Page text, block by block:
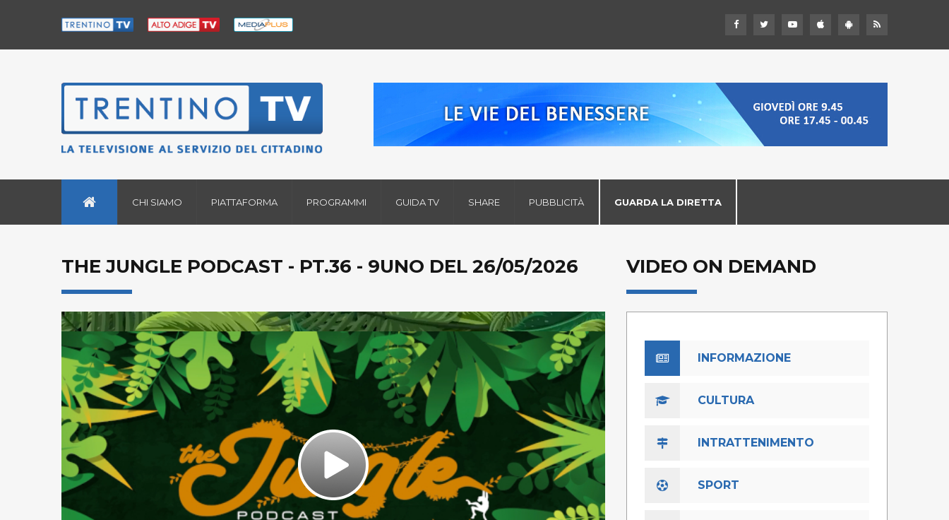
CHI SIAMO PIATTAFORMA PROGRAMMI GUIDA TV SHARE PUBBLICITÀ GUARDA LA DIRETTA
THE JUNGLE PODCAST - PT.36 - 9UNO DEL 26/05/2026
Play
Video
VIDEO ON DEMAND
INFORMAZIONE
CULTURA
INTRATTENIMENTO
SPORT